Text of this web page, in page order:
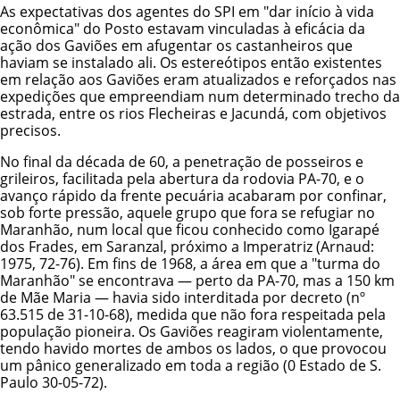
As expectativas dos agentes do SPI em "dar início à vida
econômica" do Posto estavam vinculadas à eficácia da
ação dos Gaviões em afugentar os castanheiros que
haviam se instalado ali. Os estereótipos então existentes
em relação aos Gaviões eram atualizados e reforçados nas
expedições que empreendiam num determinado trecho da
estrada, entre os rios Flecheiras e Jacundá, com objetivos
precisos.
No final da década de 60, a penetração de posseiros e
grileiros, facilitada pela abertura da rodovia PA-70, e o
avanço rápido da frente pecuária acabaram por confinar,
sob forte pressão, aquele grupo que fora se refugiar no
Maranhão, num local que ficou conhecido como Igarapé
dos Frades, em Saranzal, próximo a Imperatriz (Arnaud:
1975, 72-76). Em fins de 1968, a área em que a "turma do
Maranhão" se encontrava — perto da PA-70, mas a 150 km
de Mãe Maria — havia sido interditada por decreto (nº
63.515 de 31-10-68), medida que não fora respeitada pela
população pioneira. Os Gaviões reagiram violentamente,
tendo havido mortes de ambos os lados, o que provocou
um pânico generalizado em toda a região (0 Estado de S.
Paulo 30-05-72).